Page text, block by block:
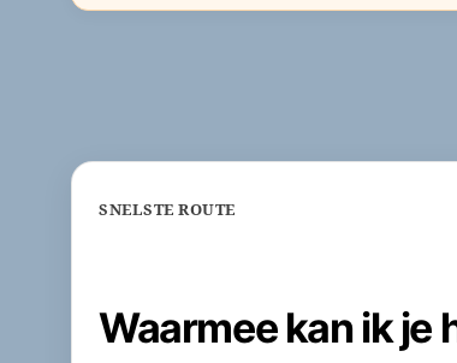
SNELSTE ROUTE
Waarmee kan ik je